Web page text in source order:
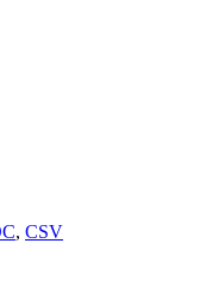
, CSV